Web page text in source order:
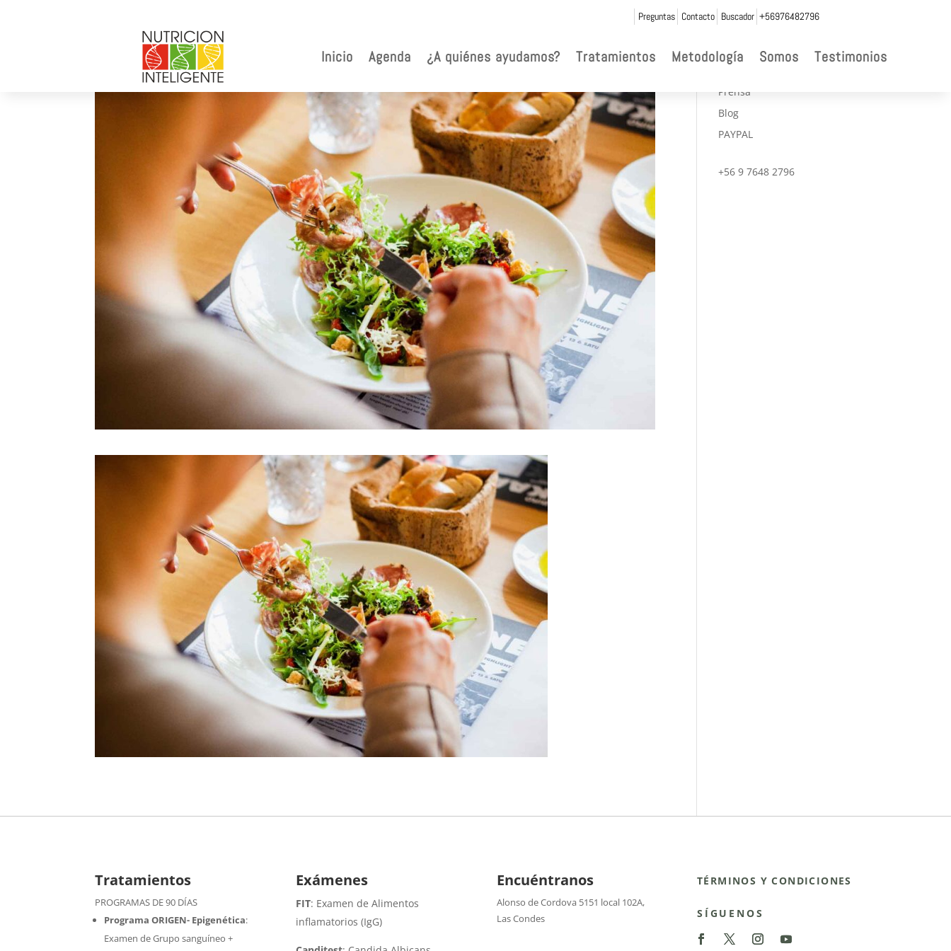
Preguntas Contacto Buscador +56976482796
Inicio Agenda ¿A quiénes ayudamos? Tratamientos Metodología Somos Testimonios
Web Admin NI| Nov 29, 2021
Prensa
Blog
PAYPAL
+56 9 7648 2796
Tratamientos
PROGRAMAS DE 90 DÍAS
Programa ORIGEN- Epigenética:
Examen de Grupo sanguíneo +
Exámenes
FIT: Examen de Alimentos
inflamatorios (IgG)
Encuéntranos
Alonso de Cordova 5151 local 102A,
Las Condes
TÉRMINOS Y CONDICIONES
SÍGUENOS